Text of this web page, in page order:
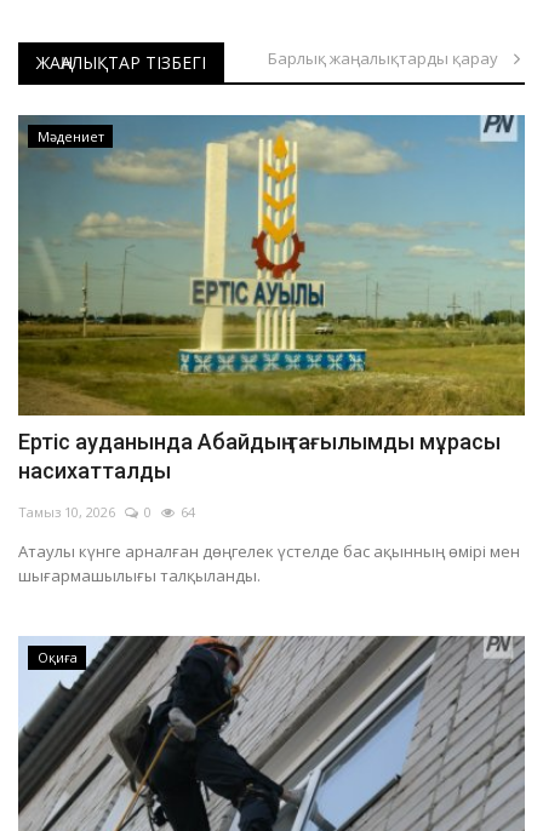
Павлодарда ер адамды аяусыз ұрғандар ұсталды
Павлодар облысында отбасылық-тұрмыстық жанжалдан төрт адам қаза тапты
Екібастұзда жарақат алған әйел тікұшақпен облыс орталығына жеткізілді
Екібастұздағы жол апатынан зардап шеккен баланың жағдайы орташа ауырлықта
Павлодарлық құтқарушылар үш жасар балаға жедел көмек көрсетті
Павлодар облысында демалыс күндері 103 қызметі күшейтілген режимде жұмыс істеді
Баянауыл ұлттық паркіндегі өрті ауыздықталды
Павлодарда адам өліміне әкелген жол апаты бойынша қылмыстық іс қозғалды
Павлодарда тағы бір бала биіктен құлап көз жұмды
Павлодар ЖЭО-2-де іске қосу кезінде оқыс оқиға орын алды
Павлодарда тұрғын үйдегі өрттен пәтер иесі зардап шекті
Павлодарда бір көшеде көлік қозғалысы уақытша шектеледі
Павлодар облысында суға батып кеткен ер адамның денесі табылды
ЖАҢАЛЫҚТАР ТІЗБЕГІ Барлық жаңалықтарды қарау
Мәдениет
Ертіс ауданында Абайдың тағылымды мұрасы
насихатталды
Тамыз 10, 2026 0 64
Атаулы күнге арналған дөңгелек үстелде бас ақынның өмірі мен
шығармашылығы талқыланды.
Оқиға